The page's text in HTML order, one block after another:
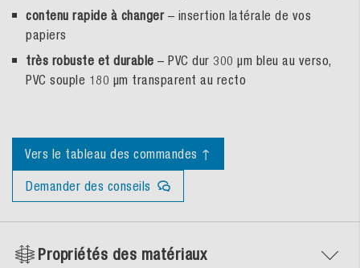
contenu rapide à changer– insertion latérale de vos
papiers
très robuste et durable – PVC dur 300 µm bleu au verso,
PVC souple 180 µm transparent au recto
Vers le tableau des commandes ↑
Demander des conseils
Propriétés des matériaux